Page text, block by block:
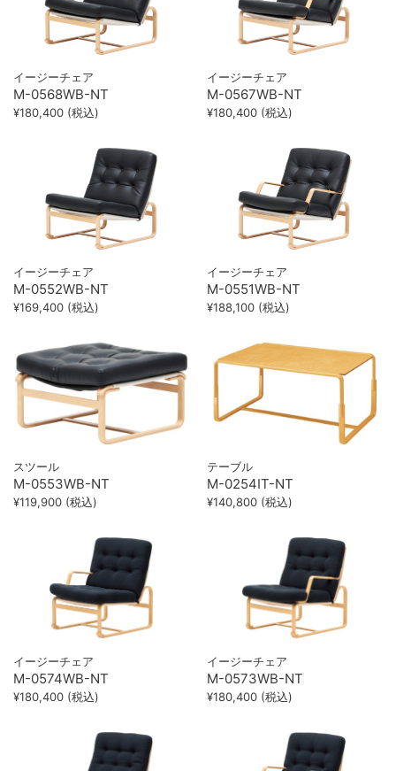
イージーチェア
M-0568WB-NT
¥180,400 (税込)
イージーチェア
M-0567WB-NT
¥180,400 (税込)
イージーチェア
M-0552WB-NT
¥169,400 (税込)
イージーチェア
M-0551WB-NT
¥188,100 (税込)
スツール
M-0553WB-NT
¥119,900 (税込)
テーブル
M-0254IT-NT
¥140,800 (税込)
イージーチェア
M-0574WB-NT
¥180,400 (税込)
イージーチェア
M-0573WB-NT
¥180,400 (税込)